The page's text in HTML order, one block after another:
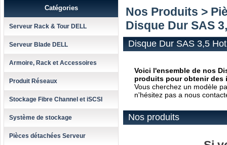
Catégories
Serveur Rack & Tour DELL
Serveur Blade DELL
Armoire, Rack et Accessoires
Produit Réseaux
Stockage Fibre Channel et iSCSI
Système de stockage
Pièces détachées Serveur
Nos Produits >
Disque Dur SAS
Disque Dur SAS 3,5
Voici l'ensemble de nos
produits pour obtenir des
Vous cherchez un modèle
n'hésitez pas a nous
Nos produits